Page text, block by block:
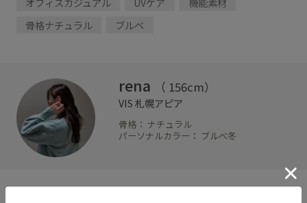
骨格ナチュラル
ブルベ
rena （ 156cm）
VIS札幌アピア
骨格： ナチュラル
パーソナルカラー： ブルべ冬